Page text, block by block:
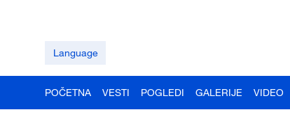
Language
POČETNA VESTI POGLEDI GALERIJE VIDEO